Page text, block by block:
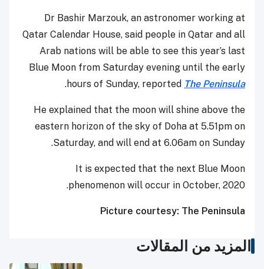
Dr Bashir Marzouk, an astronomer working at
Qatar Calendar House, said people in Qatar and all
Arab nations will be able to see this year’s last
Blue Moon from Saturday evening until the early
hours of Sunday, reported The Peninsula
.
He explained that the moon will shine above the
eastern horizon of the sky of Doha at 5.51pm on
Saturday, and will end at 6.06am on Sunday.
It is expected that the next Blue Moon
phenomenon will occur in October, 2020.
Picture courtesy: The Peninsula
المزيد من المقالات